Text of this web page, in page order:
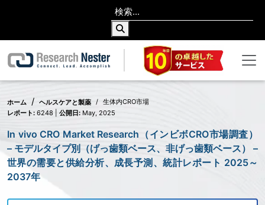
ホーム ヘルスケアと製薬
生体内CRO市場
レポート: 6248 | 公開日: May, 2025
In vivo CRO Market Research（インビボCRO市場調査）
– モデルタイプ別（げっ歯類ベース、非げっ歯類ベース） –
世界の需要と供給分析、成長予測、統計レポート 2025～
2037年